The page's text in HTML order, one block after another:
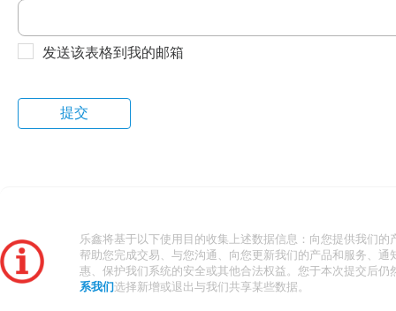
发送该表格到我的邮箱
乐鑫将基于以下使用目的收集上述数据信息：向您提供我们的
帮助您完成交易、与您沟通、向您更新我们的产品和服务、通
惠、保护我们系统的安全或其他合法权益。您于本次提交后仍
系我们 选择新增或退出与我们共享某些数据。